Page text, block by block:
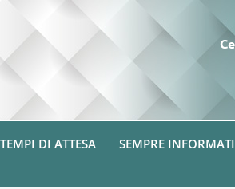
TEMPI DI ATTESA SEMPRE INFORMATI